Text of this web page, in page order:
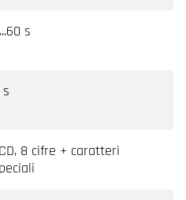
s
8 cifre + caratteri